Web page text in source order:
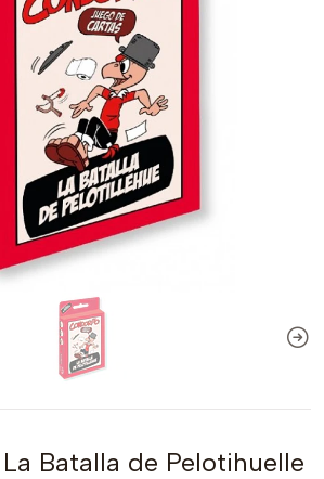
Batalla de Pelotihuelle